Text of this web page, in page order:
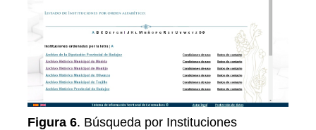
Figura 6. Búsqueda por Instituciones